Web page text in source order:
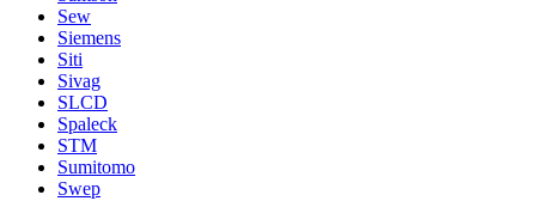
Sew
Siemens
Siti
Sivag
SLCD
Spaleck
STM
Sumitomo
Swep